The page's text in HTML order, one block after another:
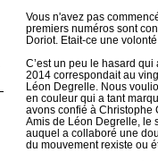
Vous n'avez pas
premiers numéros sont
Doriot. Etait-ce une
C’est un peu le hasard qui
2014 correspondait au
Léon Degrelle. Nous
en couleur qui a tant
avons confié à Christophe
Amis de Léon Degrelle, le
auquel a collaboré une
du mouvement rexiste ou